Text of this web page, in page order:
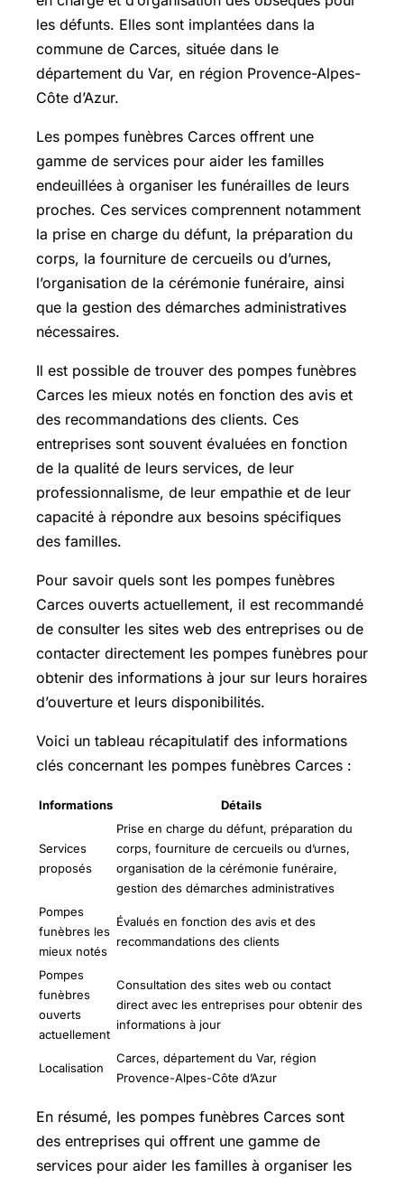
les défunts. Elles sont implantées dans la
commune de Carces, située dans le
département du Var, en région Provence-Alpes-
Côte d’Azur.
Les pompes funèbres Carces offrent une
gamme de services pour aider les familles
endeuillées à organiser les funérailles de leurs
proches. Ces services comprennent notamment
la prise en charge du défunt, la préparation du
corps, la fourniture de cercueils ou d’urnes,
l’organisation de la cérémonie funéraire, ainsi
que la gestion des démarches administratives
nécessaires.
Il est possible de trouver des pompes funèbres
Carces les mieux notés en fonction des avis et
des recommandations des clients. Ces
entreprises sont souvent évaluées en fonction
de la qualité de leurs services, de leur
professionnalisme, de leur empathie et de leur
capacité à répondre aux besoins spécifiques
des familles.
Pour savoir quels sont les pompes funèbres
Carces ouverts actuellement, il est recommandé
de consulter les sites web des entreprises ou de
contacter directement les pompes funèbres pour
obtenir des informations à jour sur leurs horaires
d’ouverture et leurs disponibilités.
Voici un tableau récapitulatif des informations
clés concernant les pompes funèbres Carces :
Informations Détails
Services
proposés
Prise en charge du défunt, préparation du
corps, fourniture de cercueils ou d’urnes,
organisation de la cérémonie funéraire,
gestion des démarches administratives
Pompes
funèbres les
mieux notés
Évalués en fonction des avis et des
recommandations des clients
Pompes
funèbres
ouverts
actuellement
Consultation des sites web ou contact
direct avec les entreprises pour obtenir des
informations à jour
Localisation
Carces, département du Var, région
Provence-Alpes-Côte d’Azur
En résumé, les pompes funèbres Carces sont
des entreprises qui offrent une gamme de
services pour aider les familles à organiser les